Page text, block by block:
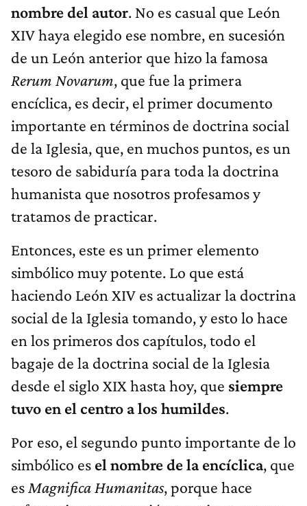
nombre del autor. No es casual que León
XIV haya elegido ese nombre, en sucesión
de un León anterior que hizo la famosa
Rerum Novarum, que fue la primera
encíclica, es decir, el primer documento
importante en términos de doctrina social
de la Iglesia, que, en muchos puntos, es un
tesoro de sabiduría para toda la doctrina
humanista que nosotros profesamos y
tratamos de practicar.
Entonces, este es un primer elemento
simbólico muy potente. Lo que está
haciendo León XIV es actualizar la doctrina
social de la Iglesia tomando, y esto lo hace
en los primeros dos capítulos, todo el
bagaje de la doctrina social de la Iglesia
desde el siglo XIX hasta hoy, que siempre
tuvo en el centro a los humildes.
Por eso, el segundo punto importante de lo
simbólico es el nombre de la encíclica, que
es Magnifica Humanitas, porque hace